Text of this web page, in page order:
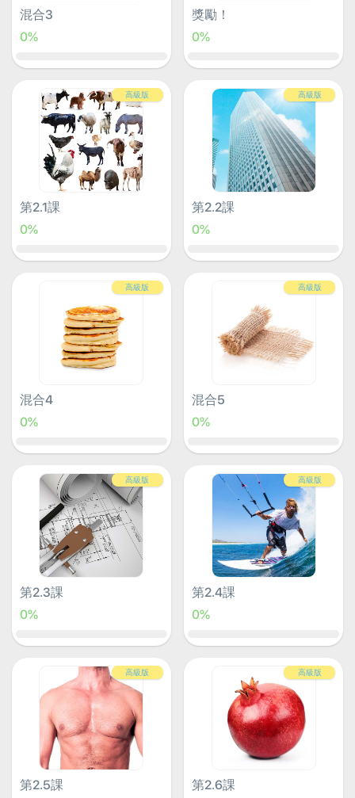
混合3
0%
獎勵！
0%
高級版
第2.1課
0%
高級版
第2.2課
0%
高級版
混合4
0%
高級版
混合5
0%
高級版
第2.3課
0%
高級版
第2.4課
0%
高級版
第2.5課
高級版
第2.6課